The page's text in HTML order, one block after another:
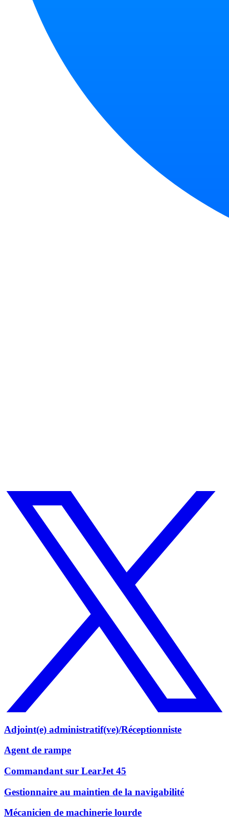
Adjoint(e) administratif(ve)/Réceptionniste
Agent de rampe
Commandant sur LearJet 45
Gestionnaire au maintien de la navigabilité
Mécanicien de machinerie lourde